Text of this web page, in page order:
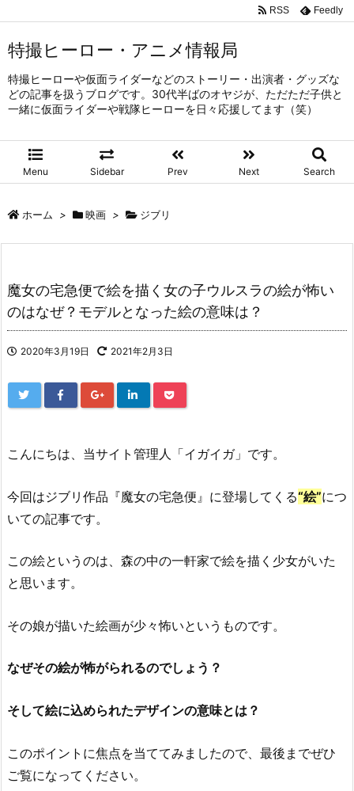
特撮ヒーロー・アニメ情報局
特撮ヒーローや仮面ライダーなどのストーリー・出演者・グッズな
どの記事を扱うブログです。30代半ばのオヤジが、ただただ子供と
一緒に仮面ライダーや戦隊ヒーローを日々応援してます（笑）
Menu Sidebar Prev Next Search
RSS Feedly
ホーム > 映画 > ジブリ
魔女の宅急便で絵を描く女の子ウルスラの絵が怖い
のはなぜ？モデルとなった絵の意味は？
2020年3月19日 2021年2月3日
こんにちは、当サイト管理人「イガイガ」です。
今回はジブリ作品『魔女の宅急便』に登場してくる“絵”につ
いての記事です。
この絵というのは、森の中の一軒家で絵を描く少女がいた
と思います。
その娘が描いた絵画が少々怖いというものです。
なぜその絵が怖がられるのでしょう？
そして絵に込められたデザインの意味とは？
このポイントに焦点を当ててみましたので、最後までぜひ
ご覧になってください。